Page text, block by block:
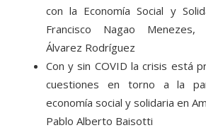
con la Economía Social y
Francisco Nagao Menezes,
Álvarez Rodríguez
Con y sin COVID la crisis está
cuestiones en torno a la
economía social y solidaria en
Pablo Alberto Baisotti